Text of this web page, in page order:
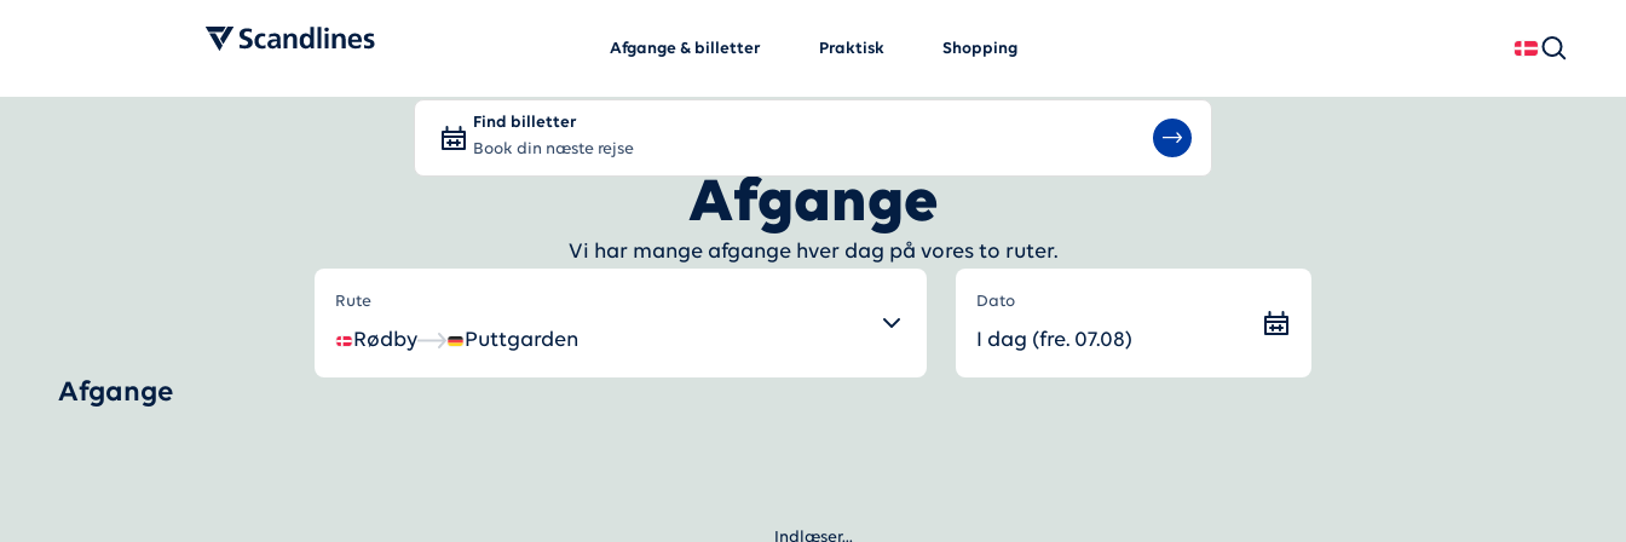
Afgange & billetter Praktisk Shopping
Dansk
Søg
Find billetter
Book din næste rejse
Afgange
Vi har mange afgange hver dag på vores to ruter.
Rute
Rødby Puttgarden
Dato
I dag (fre. 07.08)
Afgange
Indlæser...